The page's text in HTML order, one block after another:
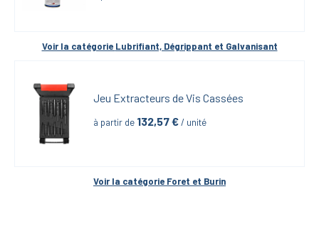
Voir la catégorie Lubrifiant, Dégrippant et Galvanisant
Jeu Extracteurs de Vis Cassées
à partir de 132,57 € / unité
Voir la catégorie Foret et Burin